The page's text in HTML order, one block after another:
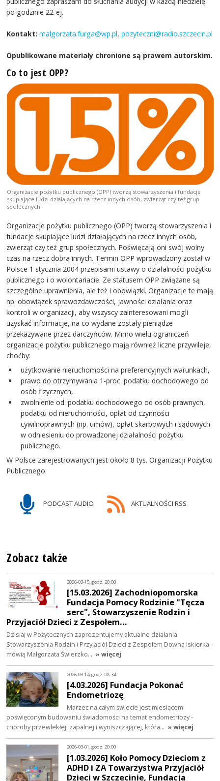
po godzinie 22-ej.
Kontakt: malgorzata.furga@wp.pl,pozyteczni@radio.szczecin.pl
Opublikowane materiały chronione są prawem autorskim.
Co to jest OPP?
Organizacje pożytku publicznego (OPP) tworzą stowarzyszenia i fundacje
skupiające ludzi działających na rzecz innych osób, zwierząt czy też grup
społecznych.
Organizacje pożytku publicznego (OPP) tworzą stowarzyszenia i
fundacje skupiające ludzi działających na rzecz innych osób,
zwierząt czy też grup społecznych. Poświęcają oni swój wolny
czas na rzecz dobra innych. Termin OPP wprowadzony został w
Polsce 1 stycznia 2004 przepisami ustawy o działalności pożytku
publicznego i o wolontariacie. Ze statusem OPP związane są
szczególne uprawnienia, ale też i obowiązki. Organizacje te mają
np. obowiązek sprawozdawczości, jawności działania oraz
kontroli w organizacji, aby wszyscy zainteresowani mogli
uzyskać informacje, na co wydane zostały pieniądze
przekazywane przez darczyńców. Mimo wielu ograniczeń
organizacje pożytku publicznego mają również liczne przywileje,
choćby:
użytkowanie nieruchomości na preferencyjnych warunkach,
prawo do otrzymywania 1-proc. podatku dochodowego od
osób fizycznych,
zwolnienie od: podatku dochodowego od osób prawnych,
podatku od nieruchomości, opłat od czynności
cywilnoprawnych (np. umów), opłat skarbowych i sądowych
w odniesieniu do prowadzonej działalności pożytku
publicznego.
W Polsce zarejestrowanych jest około 8 tys. Organizacji Pożytku
Publicznego.
PODCAST AUDIO AKTUALNOŚCI RSS
Zobacz także
2026-03-15, godz. 20:00
[15.03.2026] Zachodniopomorska
Fundacja Pomocy Rodzinie "Tęcza
serc", Stowarzyszenie Rodzin i
Przyjaciół Dzieci z Zespołem…
Dzisiaj w Pożytecznych zaprezentujemy aktualne działania
Stowarzyszenia Rodzin i Przyjaciół Dzieci z Zespołem Downa Iskierka -
mówią Małgorzata Świerzko… » więcej
2026-03-14, godz. 08:34
[4.03.2026] Fundacja Pokonać
Endometriozę
Marzec na całym świecie jest miesiącem
poświęconym budowaniu świadomości na temat endometriozy -
choroby przewlekłej, zapalnej i wyniszczającej, która… » więcej
2026-03-01, godz. 20:00
[1.03.2026] Koło Pomocy Dzieciom z
ADHD i ZA Towarzystwa Przyjaciół
Dzieci w Szczecinie, Fundacja